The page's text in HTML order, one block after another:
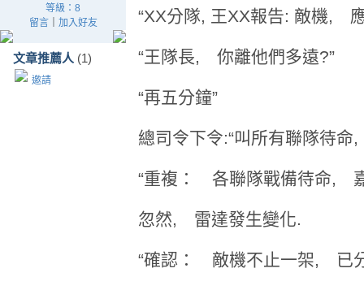
等級：8
留言｜ 加入好友
文章推薦人 (1)
邀請
“XX分隊, 王XX報告: 敵機,
“王隊長, 你離他們多遠?”
“再五分鐘”
總司令下令:“叫所有聯隊待
“重複： 各聯隊戰備待命,
忽然, 雷達發生變化.
“確認： 敵機不止一架, 已